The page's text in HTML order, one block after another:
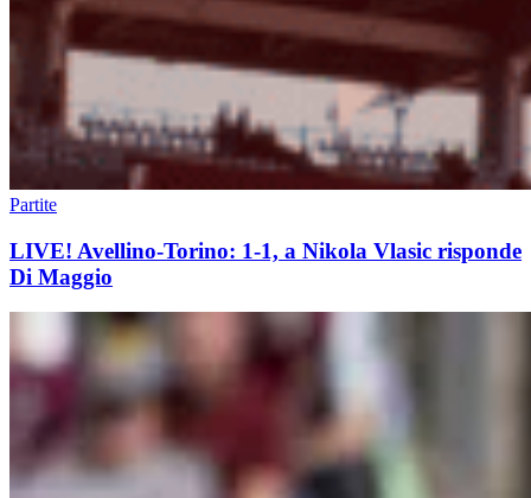
Partite
LIVE! Avellino-Torino: 1-1, a Nikola Vlasic risponde
Di Maggio